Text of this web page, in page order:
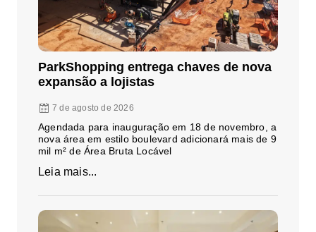
ParkShopping entrega chaves de nova
expansão a lojistas
7 de agosto de 2026
Agendada para inauguração em 18 de novembro, a
nova área em estilo boulevard adicionará mais de 9
mil m² de Área Bruta Locável
Leia mais...